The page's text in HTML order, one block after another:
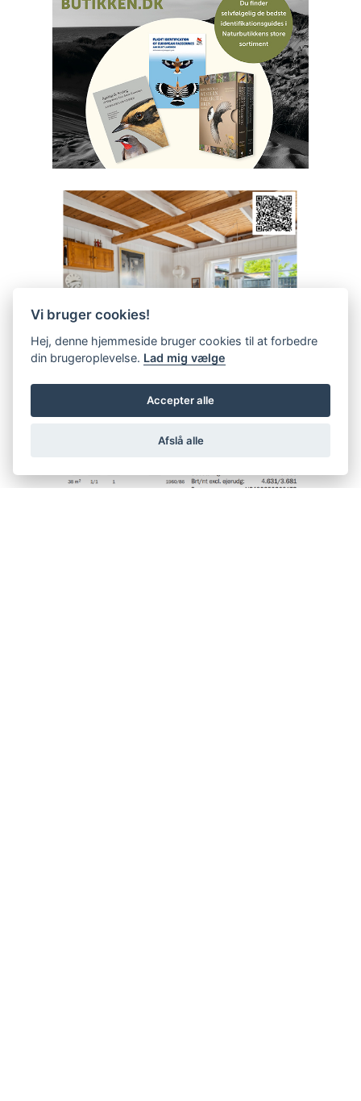
Vi bruger cookies!
Hej, denne hjemmeside bruger cookies til at forbedre
din brugeroplevelse. Lad mig vælge
Accepter alle
Afslå alle